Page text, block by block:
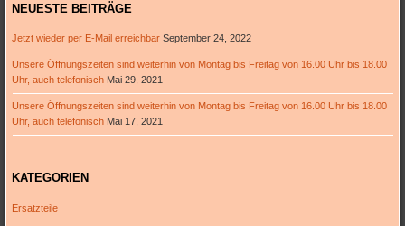
NEUESTE BEITRÄGE
Jetzt wieder per E-Mail erreichbar September 24, 2022
Unsere Öffnungszeiten sind weiterhin von Montag bis Freitag von 16.00 Uhr bis 18.00
Uhr, auch telefonisch Mai 29, 2021
Unsere Öffnungszeiten sind weiterhin von Montag bis Freitag von 16.00 Uhr bis 18.00
Uhr, auch telefonisch Mai 17, 2021
KATEGORIEN
Ersatzteile